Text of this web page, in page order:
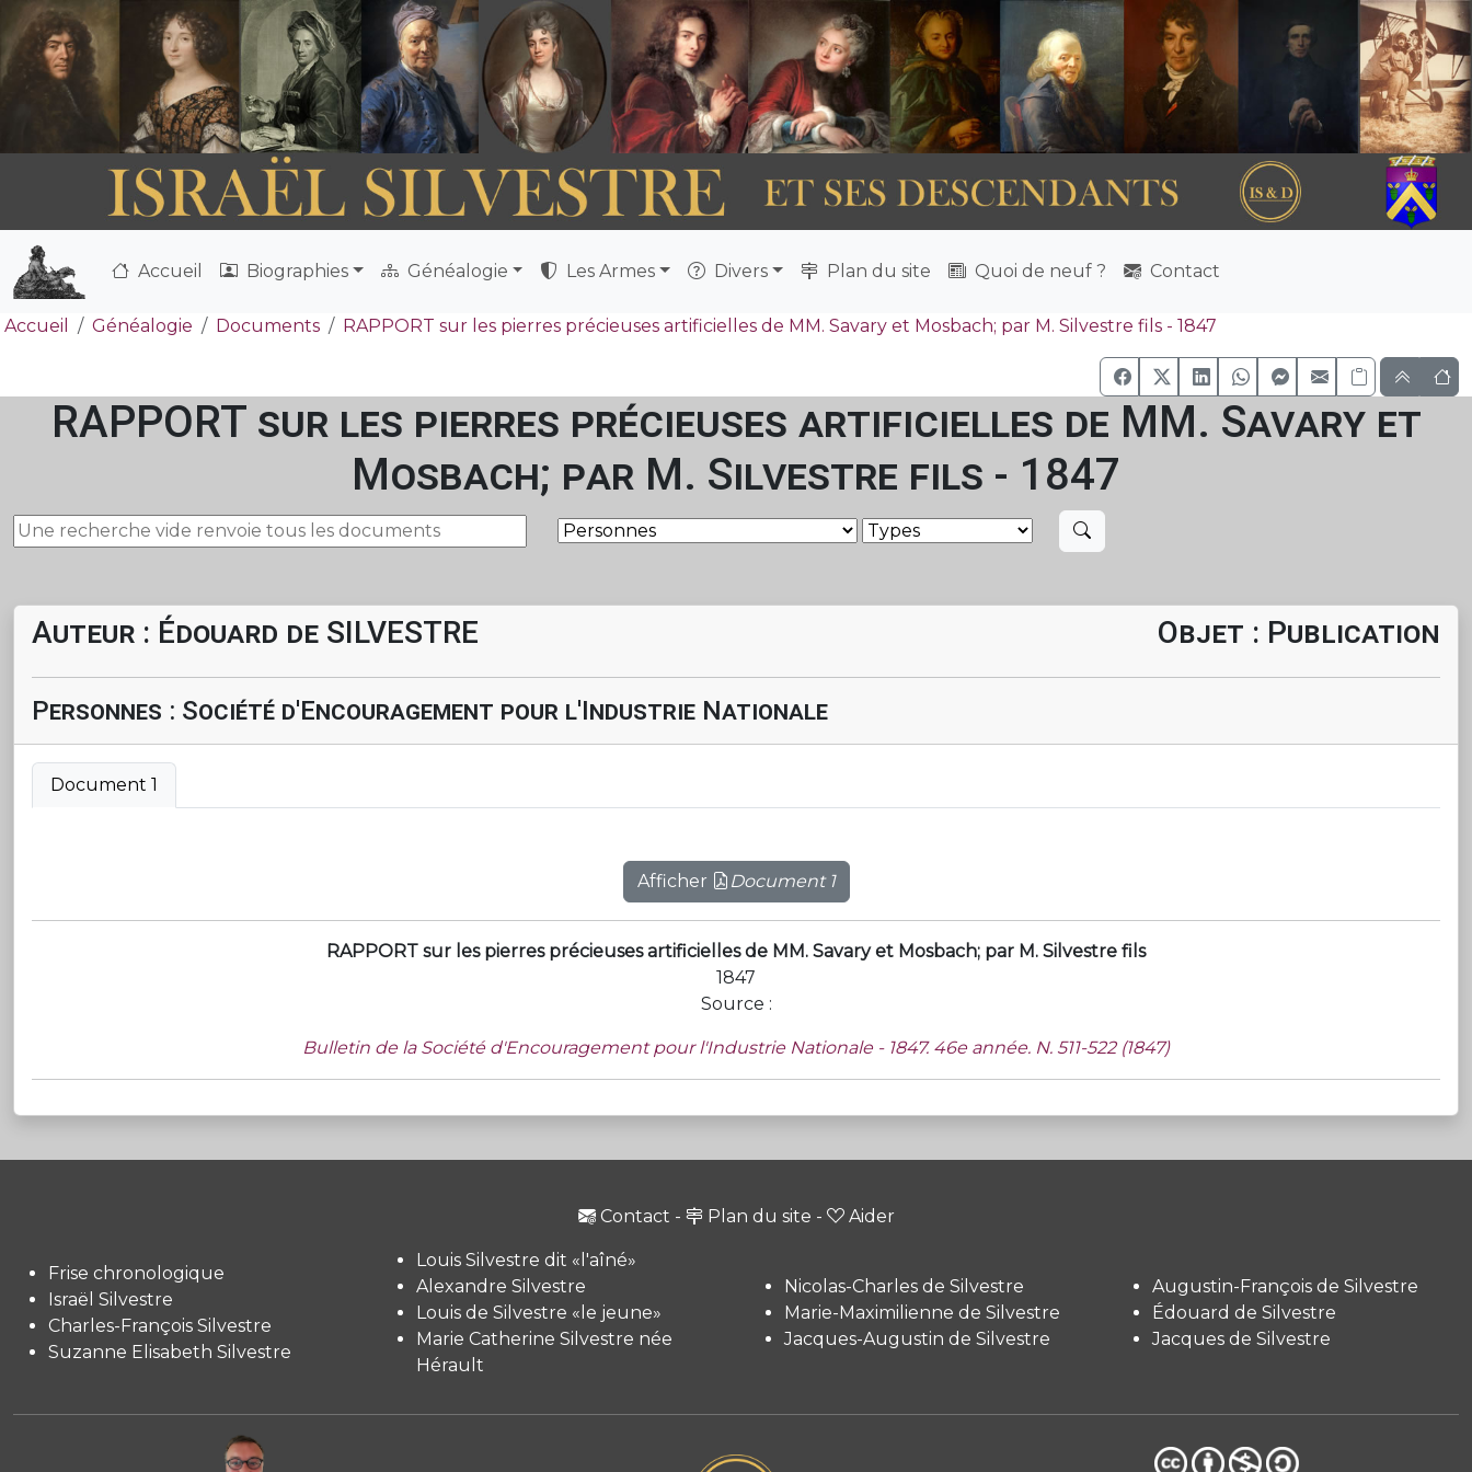
Accueil Biographies Généalogie Les Armes Divers Plan du site Quoi de neuf ? Contact
Accueil Généalogie Documents RAPPORT sur les pierres précieuses artificielles de MM. Savary et Mosbach; par M. Silvestre fils - 1847
RAPPORT sur les pierres précieuses artificielles de MM. Savary et
Mosbach; par M. Silvestre fils - 1847
Auteur : Édouard de SILVESTRE Objet : Publication
Personnes : Société d'Encouragement pour l'Industrie Nationale
Document 1
Afficher Document 1
RAPPORT sur les pierres précieuses artificielles de MM. Savary et Mosbach; par M. Silvestre fils
1847
Source :
Bulletin de la Société d'Encouragement pour l'Industrie Nationale - 1847. 46e année. N. 511-522 (1847)
Contact - Plan du site - Aider
Frise chronologique
Israël Silvestre
Charles-François Silvestre
Suzanne Elisabeth Silvestre
Louis Silvestre dit «l'aîné»
Alexandre Silvestre
Louis de Silvestre «le jeune»
Marie Catherine Silvestre née
Hérault
Nicolas-Charles de Silvestre
Marie-Maximilienne de Silvestre
Jacques-Augustin de Silvestre
Augustin-François de Silvestre
Édouard de Silvestre
Jacques de Silvestre